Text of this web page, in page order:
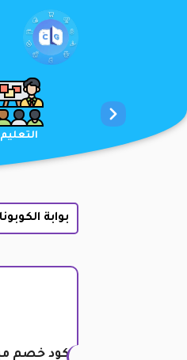
تخطي إلى المحتوى
الجمال الخدمات
بوابة